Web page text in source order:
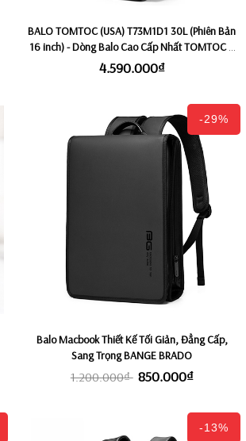
BALO TOMTOC (USA) T73M1D1 30L (Phiên Bản
16 inch) - Dòng Balo Cao Cấp Nhất TOMTOC &
BIGBAG. Công Nghệ Vải X-PAC Siêu Nhẹ
4.590.000₫
-29%
Balo Macbook Thiết Kế Tối Giản, Đẳng Cấp,
Sang Trọng BANGE BRADO
1.200.000₫ 850.000₫
-13%